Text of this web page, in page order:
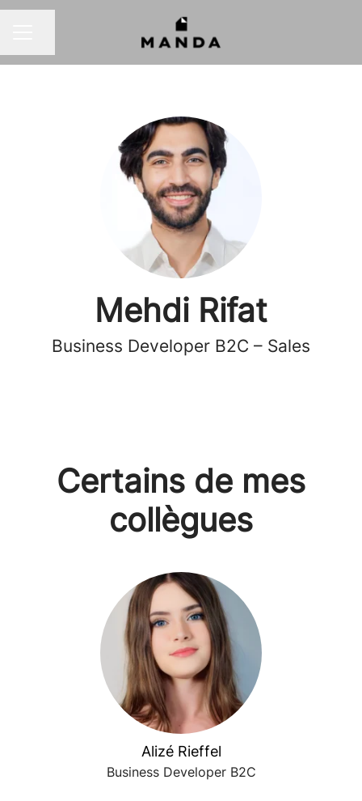
Mehdi Rifat
Business Developer B2C – Sales
Certains de mes
collègues
Alizé Rieffel
Business Developer B2C